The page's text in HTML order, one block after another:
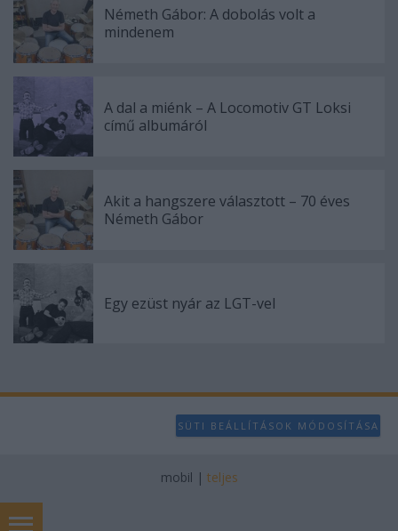
Németh Gábor: A dobolás volt a
mindenem
A dal a miénk – A Locomotiv GT Loksi
című albumáról
Akit a hangszere választott – 70 éves
Németh Gábor
Egy ezüst nyár az LGT-vel
SÜTI BEÁLLÍTÁSOK MÓDOSÍTÁSA
mobil | teljes